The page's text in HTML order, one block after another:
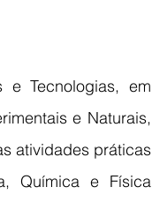
Tecnologias, em
e Naturais,
atividades práticas
Química e Física